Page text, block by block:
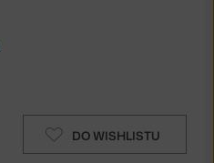
DO WISHLISTU